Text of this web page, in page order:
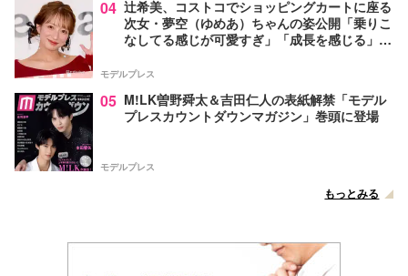
04 辻希美、コストコでショッピングカートに座る
次女・夢空（ゆめあ）ちゃんの姿公開「乗りこ
なしてる感じが可愛すぎ」「成長を感じる」の
モデルプレス
05 M!LK曽野舜太＆吉田仁人の表紙解禁「モデル
プレスカウントダウンマガジン」巻頭に登場
モデルプレス
もっとみる